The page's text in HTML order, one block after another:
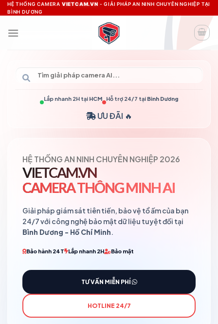
Skip
to
content
HỆ THỐNG CAMERA VIETCAM.VN - GIẢI PHÁP AN NINH CHUYÊN NGHIỆP TẠI
BÌNH DƯƠNG
Lắp nhanh 2H tại HCM Hỗ trợ 24/7 tại Bình Dương
ƯU ĐÃI 🔥
HỆ THỐNG AN NINH CHUYÊN NGHIỆP 2026
VIETCAM.VN
CAMERA THÔNG MINH AI
Giải pháp giám sát tiên tiến, bảo vệ tổ ấm của bạn
24/7 với công nghệ bảo mật dữ liệu tuyệt đối tại
Bình Dương - Hồ Chí Minh.
Bảo hành 24T Lắp nhanh 2H Bảo mật
TƯ VẤN MIỄN PHÍ
HOTLINE 24/7